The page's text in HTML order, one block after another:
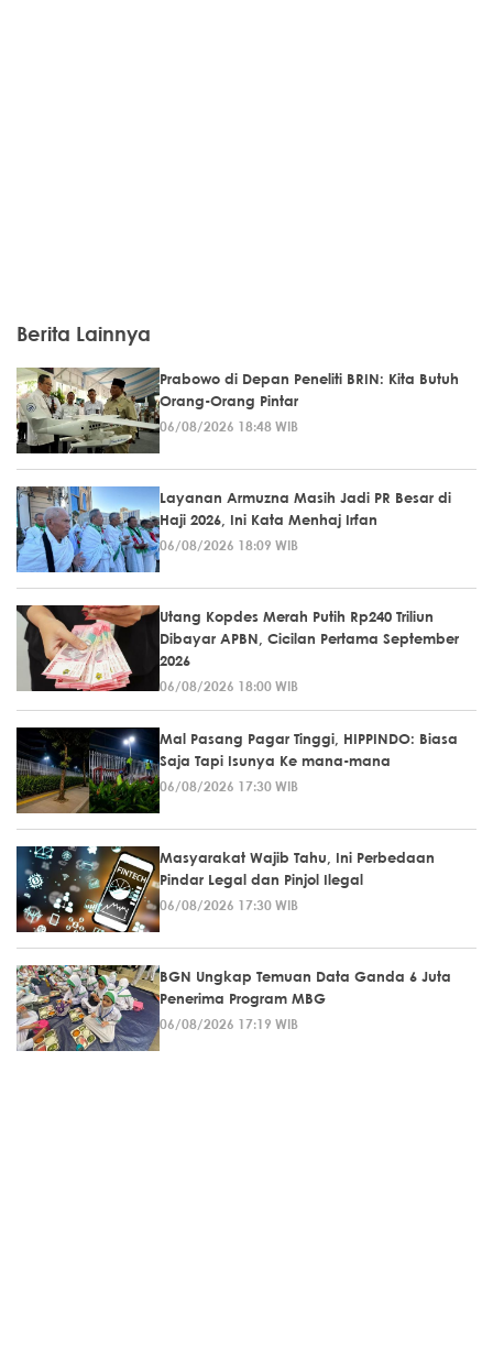
Berita Lainnya
Prabowo di Depan Peneliti BRIN: Kita Butuh
Orang-Orang Pintar
06/08/2026 18:48 WIB
Layanan Armuzna Masih Jadi PR Besar di
Haji 2026, Ini Kata Menhaj Irfan
06/08/2026 18:09 WIB
Utang Kopdes Merah Putih Rp240 Triliun
Dibayar APBN, Cicilan Pertama September
2026
06/08/2026 18:00 WIB
Mal Pasang Pagar Tinggi, HIPPINDO: Biasa
Saja Tapi Isunya Ke mana-mana
06/08/2026 17:30 WIB
Masyarakat Wajib Tahu, Ini Perbedaan
Pindar Legal dan Pinjol Ilegal
06/08/2026 17:30 WIB
BGN Ungkap Temuan Data Ganda 6 Juta
Penerima Program MBG
06/08/2026 17:19 WIB